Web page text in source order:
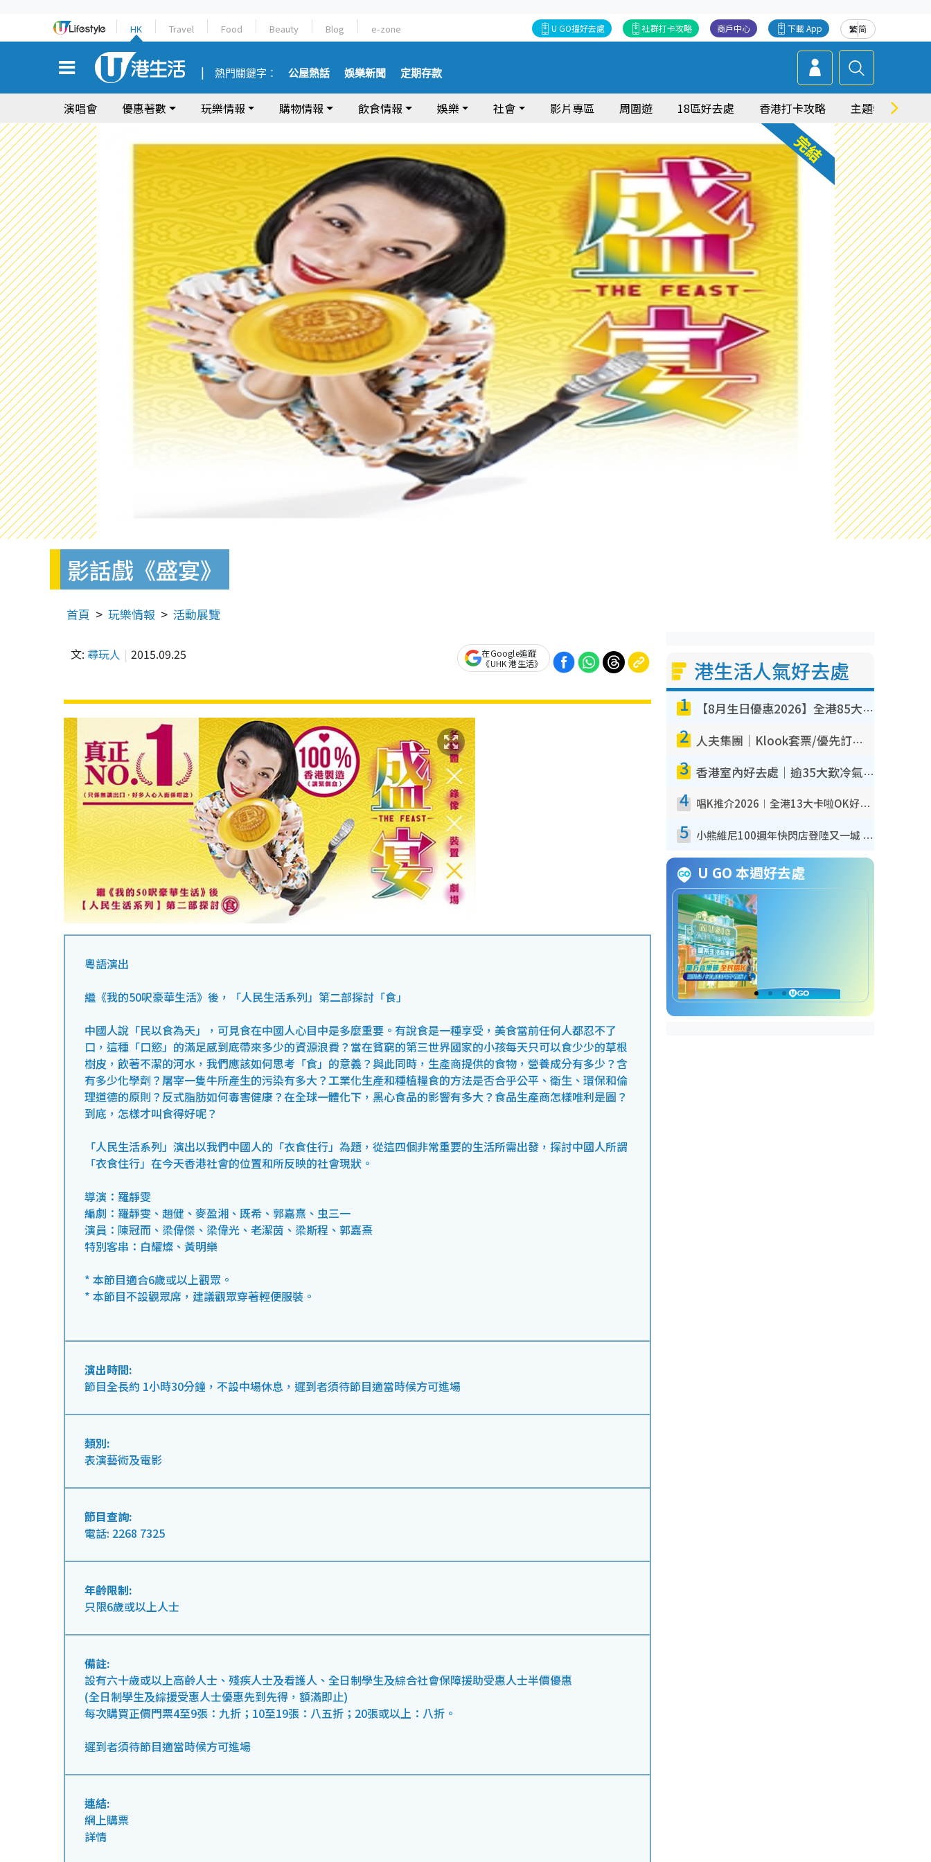
HK Travel Food Beauty Blog e-zone 繁简
下載 App
商戶中心
社群打卡攻略
U GO搵好去處
熱門關鍵字： 公屋熱話 娛樂新聞 定期存款
演唱會 優惠著數 玩樂情報 購物情報 飲食情報 娛樂 社會 影片專區 周圍遊 18區好去處 香港打卡攻略 主題特集
影話戲《盛宴》
首頁 玩樂情報 活動展覽
文: 尋玩人 2015.09.25
在Google追蹤
《UHK 港生活》
粵語演出
繼《我的50呎豪華生活》後，「人民生活系列」第二部探討「食」
中國人說「民以食為天」，可見食在中國人心目中是多麼重要。有說食是一種享受，美食當前任何人都忍不了
口，這種「口慾」的滿足感到底帶來多少的資源浪費？當在貧窮的第三世界國家的小孩每天只可以食少少的草根
樹皮，飲著不潔的河水，我們應該如何思考「食」的意義？與此同時，生產商提供的食物，營養成分有多少？含
有多少化學劑？屠宰一隻牛所產生的污染有多大？工業化生產和種植糧食的方法是否合乎公平、衛生、環保和倫
理道德的原則？反式脂肪如何毒害健康？在全球一體化下，黑心食品的影響有多大？食品生產商怎樣唯利是圖？
到底，怎樣才叫食得好呢？
「人民生活系列」演出以我們中國人的「衣食住行」為題，從這四個非常重要的生活所需出發，探討中國人所謂
「衣食住行」在今天香港社會的位置和所反映的社會現狀。
導演：羅靜雯
編劇：羅靜雯、趙健、麥盈湘、既希、郭嘉熹、虫三一
演員：陳冠而、梁偉傑、梁偉光、老潔茵、梁斯程、郭嘉熹
特別客串：白耀燦、黃明樂
* 本節目適合6歲或以上觀眾。
* 本節目不設觀眾席，建議觀眾穿著輕便服裝。
演出時間:
節目全長約 1小時30分鐘，不設中場休息，遲到者須待節目適當時候方可進場
類別:
表演藝術及電影
節目查詢:
電話: 2268 7325
年齡限制:
只限6歲或以上人士
備註:
設有六十歲或以上高齡人士、殘疾人士及看護人、全日制學生及綜合社會保障援助受惠人士半價優惠
(全日制學生及綜援受惠人士優惠先到先得，額滿即止)
每次購買正價門票4至9張：九折；10至19張：八五折；20張或以上：八折。
遲到者須待節目適當時候方可進場
連結:
網上購票
詳情
港生活人氣好去處
1 【8月生日優惠2026】全港85大食買玩著數攻略 自助餐/火鍋放題同行免費＋誠品/DONKI送現金券
2 人夫集團｜Klook套票/優先訂票/公開發售搶飛攻略！附票價.購票連結.場地座位表
3 香港室內好去處｜逾35大歎冷氣室內好去處推介 室內活動免費避雨無懼落雨
4 唱K推介2026︱全港13大卡啦OK好去處！最平$36起 日文K都有！(附地址+收費詳情)
5 小熊維尼100週年快閃店登陸又一城 重現百畝森林經典場景／獨家限定盲盒登場／專屬DIY香水
U GO 本週好去處